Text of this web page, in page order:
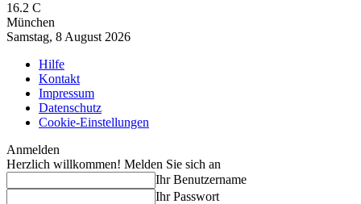
16.2 C
München
Samstag, 8 August 2026
Hilfe
Kontakt
Impressum
Datenschutz
Cookie-Einstellungen
Anmelden
Herzlich willkommen! Melden Sie sich an
Ihr Benutzername
Ihr Passwort